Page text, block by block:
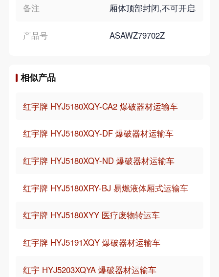
备注 厢体顶部封闭,不可开启.厢体
产品号 ASAWZ79702Z
相似产品
红宇牌 HYJ5180XQY-CA2 爆破器材运输车
红宇牌 HYJ5180XQY-DF 爆破器材运输车
红宇牌 HYJ5180XQY-ND 爆破器材运输车
红宇牌 HYJ5180XRY-BJ 易燃液体厢式运输车
红宇牌 HYJ5180XYY 医疗废物转运车
红宇牌 HYJ5191XQY 爆破器材运输车
红宇 HYJ5203XQYA 爆破器材运输车